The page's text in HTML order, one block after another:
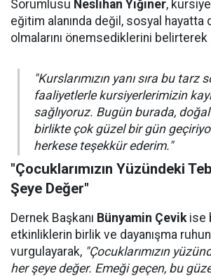
Sorumlusu Neslihan Yiğiner,
eğitim alanında değil, sosyal hayatta
olmalarını önemsediklerini belirterek
"Kurslarımızın yanı sıra bu tarz
faaliyetlerle kursiyerlerimizin
sağlıyoruz. Bugün burada,
birlikte çok güzel bir gün
herkese teşekkür ederim."
"Çocuklarımızın Yüzündeki
Şeye Değer"
Dernek Başkanı Bünyamin Çevikise
etkinliklerin birlik ve dayanışma
vurgulayarak, "Çocuklarımızın
her şeye değer. Emeği geçen, bu